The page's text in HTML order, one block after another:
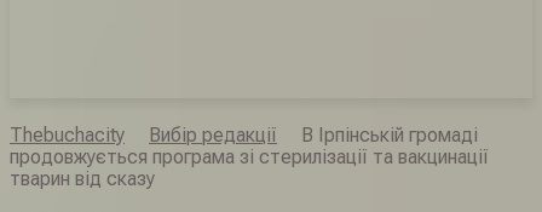
Thebuchacity Вибір редакції
В Ірпінській громаді
продовжується програма зі стерилізації та вакцинації
тварин від сказу